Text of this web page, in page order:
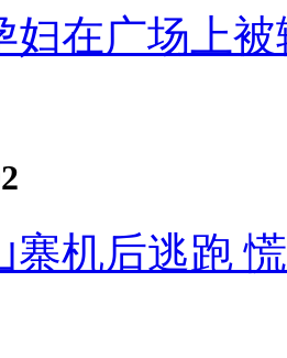
妇在广场上
寨机后逃跑